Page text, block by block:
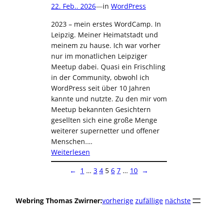
22. Feb.. 2026—in WordPress
2023 – mein erstes WordCamp. In
Leipzig. Meiner Heimatstadt und
meinem zu hause. Ich war vorher
nur im monatlichen Leipziger
Meetup dabei. Quasi ein Frischling
in der Community, obwohl ich
WordPress seit über 10 Jahren
kannte und nutzte. Zu den mir vom
Meetup bekannten Gesichtern
gesellten sich eine große Menge
weiterer supernetter und offener
Menschen.…
Weiterlesen:
Retrospektive
WordCamp
← 1 … 3 4 5 6 7 … 10 →
Webring Thomas Zwirner:vorherige zufällige nächste